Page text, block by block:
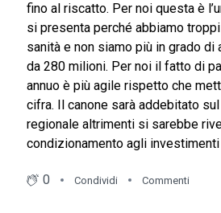
fino al riscatto. Per noi questa è
si presenta perché abbiamo
sanità e non siamo più in grado di
da 280 milioni. Per noi il fatto di
annuo è più agile rispetto che
cifra. Il canone sarà addebitato
regionale altrimenti si sarebbe
condizionamento agli investimenti
0 Condividi Commenti